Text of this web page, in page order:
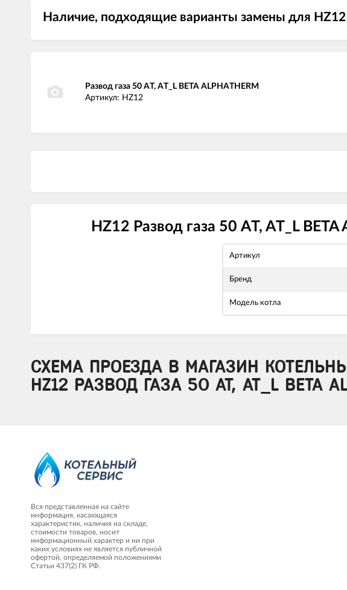
Наличие, подходящие варианты замены для HZ12
Развод газа 50 AT, AT_L BETA ALPHATHERM
Артикул: HZ12
HZ12 Развод газа 50 AT, AT_L
Артикул
Бренд
Модель котла
СХЕМА ПРОЕЗДА В МАГАЗИН
HZ12 РАЗВОД ГАЗА 50 AT, AT_L BETA
Вся представленная на сайте
информация, касающаяся
характеристик, наличия на складе,
стоимости товаров, носит
информационный характер и ни при
каких условиях не является публичной
офертой, определяемой положениями
Статьи 437(2) ГК РФ.